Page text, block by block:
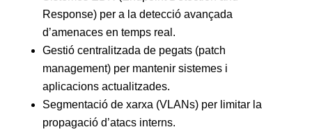
Response) per a la detecció avançada
d’amenaces en temps real.
Gestió centralitzada de pegats (patch
management) per mantenir sistemes i
aplicacions actualitzades.
Segmentació de xarxa (VLANs) per limitar la
propagació d’atacs interns.